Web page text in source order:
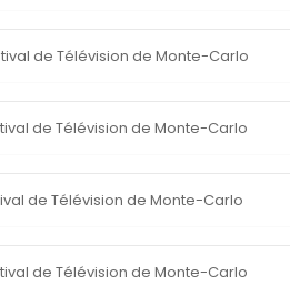
de Télévision de Monte-Carlo
de Télévision de Monte-Carlo
de Télévision de Monte-Carlo
de Télévision de Monte-Carlo